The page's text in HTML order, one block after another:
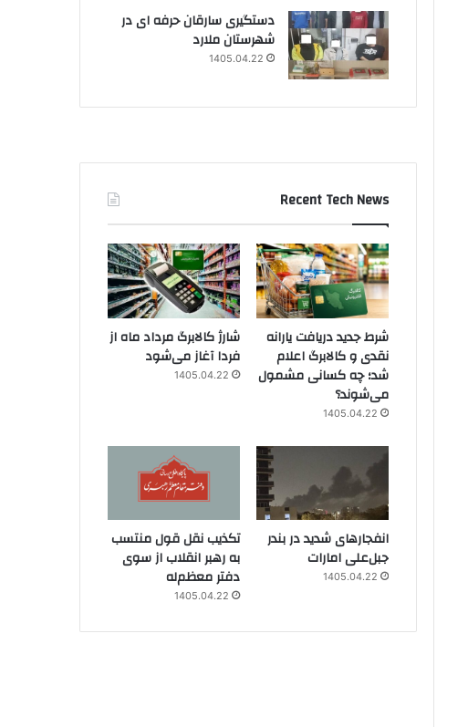
دستگیری سارقان حرفه ای در
شهرستان ملارد
1405.04.22
Recent Tech News
شرط جدید دریافت یارانه
نقدی و کالابرگ اعلام
شد؛ چه کسانی مشمول
می‌شوند؟
1405.04.22
شارژ کالابرگ مرداد ماه از
فردا آغاز می‌شود
1405.04.22
انفجارهای شدید در بندر
جبل‌علی امارات
1405.04.22
تکذیب نقل قول منتسب
به رهبر انقلاب از سوی
دفتر معظم‌له
1405.04.22